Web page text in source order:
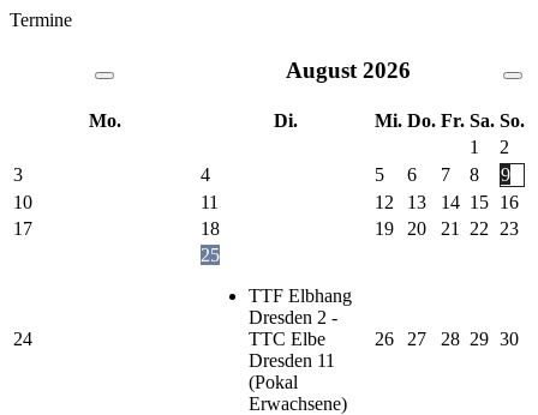
Termine
August 2026
Mo. Di. Mi. Do. Fr. Sa. So.
1
2
3
4 5 6 7 8
9
10
11 12 13 14 15 16
17
18 19 20 21 22 23
24
25
TTF Elbhang
Dresden 2 -
TTC Elbe
Dresden 11
(Pokal
Erwachsene)
26 27 28 29 30